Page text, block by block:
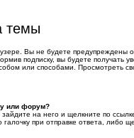
темы
Вы не будете предупреждены
подписку, вы будете получать
или способами. Просмотреть
или форум?
на него и щелкните по
при отправке ответа, либо